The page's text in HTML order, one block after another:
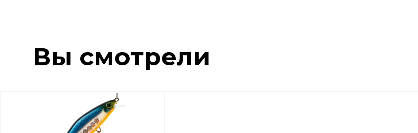
Вы смотрели